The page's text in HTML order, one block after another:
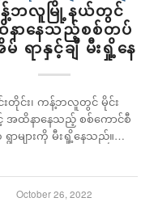
ဘလူမြို့နယ်တွင်
ာနေသည့်စစ်တပ်
ရာနှင့်ချီ မီးရှို့နေ
တိုင်း၊ ကန့်ဘလူတွင် မိုင်း
အထိနာနေသည့် စစ်ကောင်စီ
ာများကို မီးရှို့နေသည်။…
October 26, 2022